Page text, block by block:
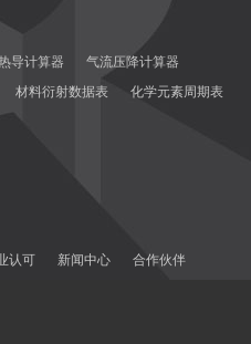
导计算器
气流压降计算器
材料衍射数据表 化学元素周期表
认可 新闻中心
合作伙伴